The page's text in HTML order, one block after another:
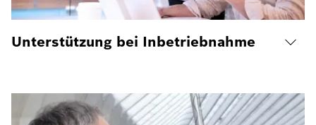
Unterstützung bei Inbetriebnahme